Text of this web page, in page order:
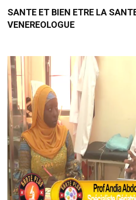
SANTE ET BIEN ETRE LA
VENEREOLOGUE